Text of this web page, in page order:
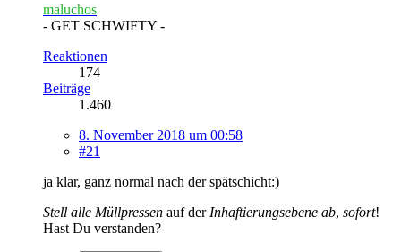
maluchos
- GET SCHWIFTY -
Reaktionen
174
Beiträge
1.460
8. November 2018 um 00:58
#21
ja klar, ganz normal nach der spätschicht:)
Stell alle Müllpressen auf der Inhaftierungsebene ab, sofort!
Hast Du verstanden?